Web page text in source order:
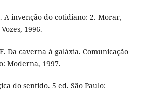
A invenção do cotidiano: 2. Morar,
1996.
Da caverna à galáxia. Comunicação
Moderna, 1997.
do sentido. 5 ed. São Paulo: